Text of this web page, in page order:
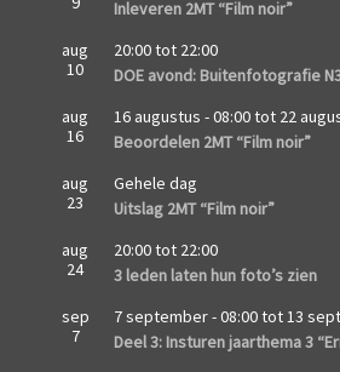
Inleveren 2MT “Film noir”
aug
10
20:00tot 22:00
DOE avond: Buitenfotografie
aug
16
16 augustus - 08:00tot 22
Beoordelen 2MT “Film noir”
aug
23
Gehele dag
Uitslag 2MT “Film noir”
aug
24
20:00tot 22:00
3 leden laten hun foto’s zien
sep
7
7 september - 08:00tot13
Deel 3: Insturen jaarthema 3